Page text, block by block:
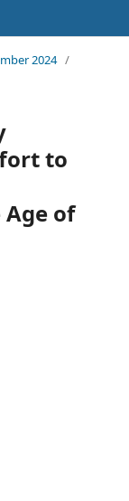
2024 /
to
of